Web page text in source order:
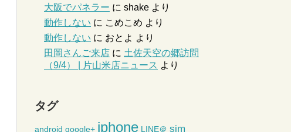
大阪でパネラー に shake より
動作しない に こめこめ より
動作しない に おとよ より
田岡さんご来店 に 土佐天空の郷訪問
（9/4） | 片山米店ニュース より
タグ
android google+ iphone LINE＠ sim